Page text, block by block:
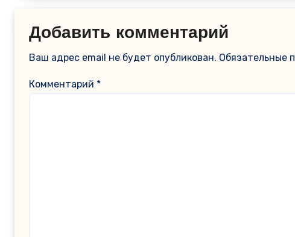
Добавить комментарий
Ваш адрес email не будет опубликован. Обязательные
Комментарий *